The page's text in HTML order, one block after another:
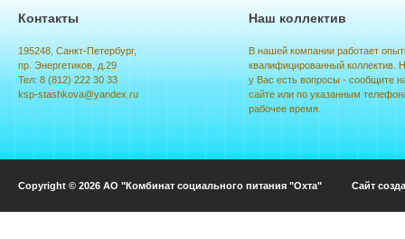
Контакты
195248, Санкт-Петербург,
пр. Энергетиков, д.29
Тел: 8 (812) 222 30 33
ksp-stashkova@yandex.ru
Наш коллектив
В нашей компании работает
квалифицированный коллектив.
у Вас есть вопросы - сообщите
сайте или по указанным
рабочее время.
Copyright © 2026 АО "Комбинат социального питания "Охта" Сайт